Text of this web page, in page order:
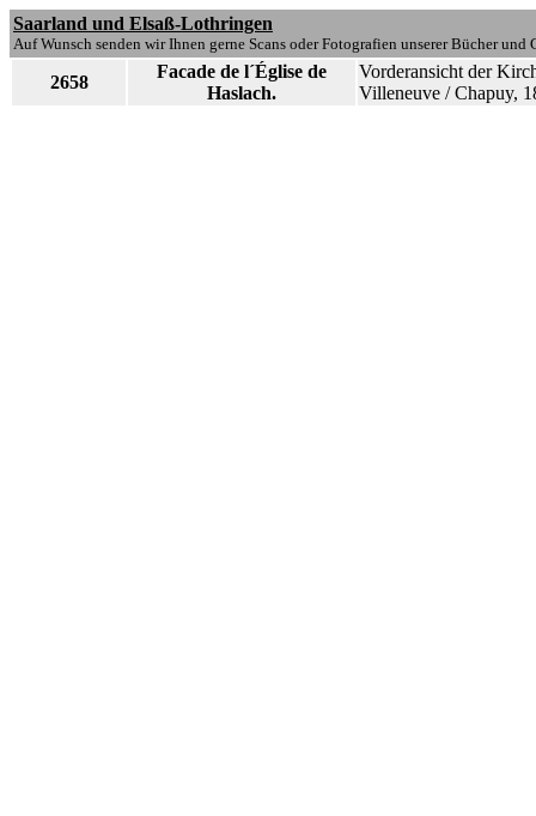
Saarland und Elsaß-Lothringen
Auf Wunsch senden wir Ihnen gerne Scans oder Fotografien unserer Bücher und
2658
Facade de l´Église de
Haslach.
Vorderansicht der
Villeneuve / Chapuy,